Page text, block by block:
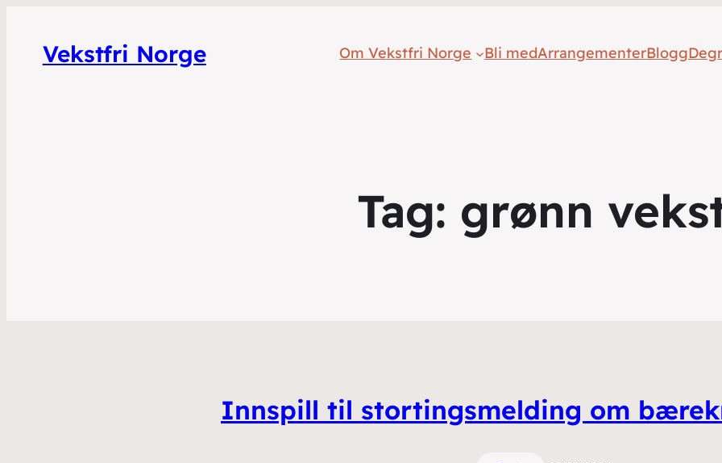
Vekstfri Norge Om Vekstfri Norge Bli medArrangementerBlogg
Tag: grønn
Innspill til stortingsmelding om